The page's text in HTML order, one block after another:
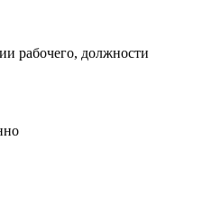
рабочего, должности